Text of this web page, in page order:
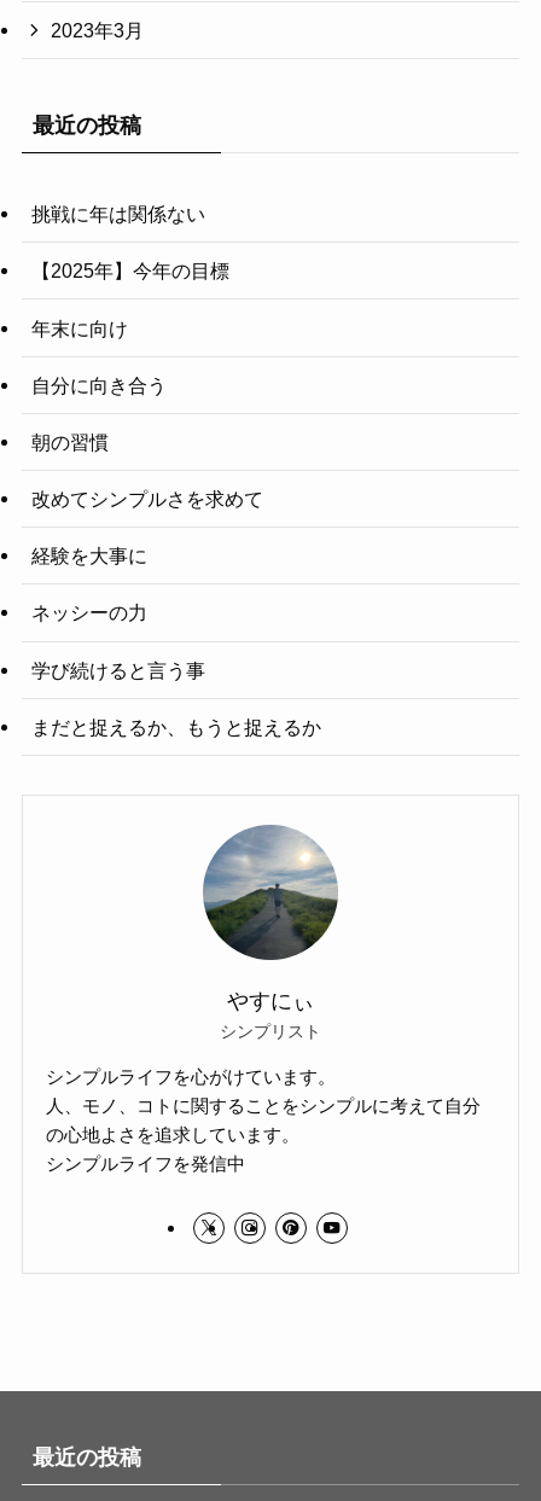
2023年3月
最近の投稿
挑戦に年は関係ない
【2025年】今年の目標
年末に向け
自分に向き合う
朝の習慣
改めてシンプルさを求めて
経験を大事に
ネッシーの力
学び続けると言う事
まだと捉えるか、もうと捉えるか
やすにぃ
シンプリスト
シンプルライフを心がけています。
人、モノ、コトに関することをシンプルに考えて自分
の心地よさを追求しています。
シンプルライフを発信中
最近の投稿